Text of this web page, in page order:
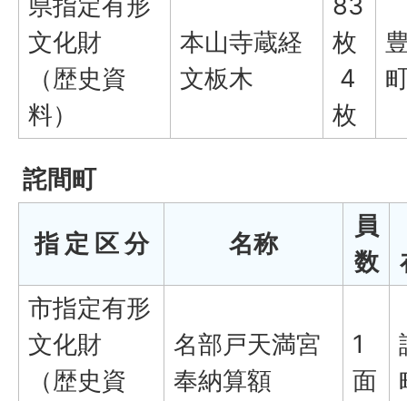
文化財
（歴史資
料）
本山寺蔵経
文板木
枚
4
枚
詫間町
指 定 区 分 名称
員
数
市指定有形
文化財
（歴史資
名部戸天満宮
奉納算額
1
面